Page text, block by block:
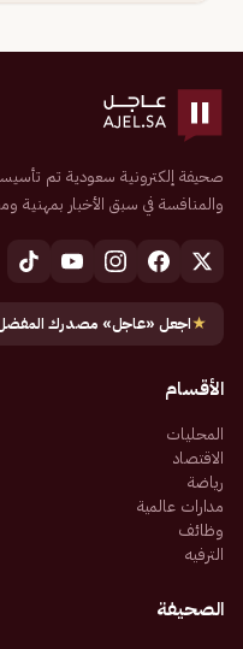
والمنافسة في سبق الأخبار
★اجعل «عاجل» مصدرك
الأقسام
المحليات
الاقتصاد
رياضة
مدارات عالمية
وظائف
الترفيه
الصحيفة